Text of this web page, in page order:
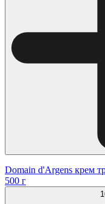
Domain d'Argens крем
500 г